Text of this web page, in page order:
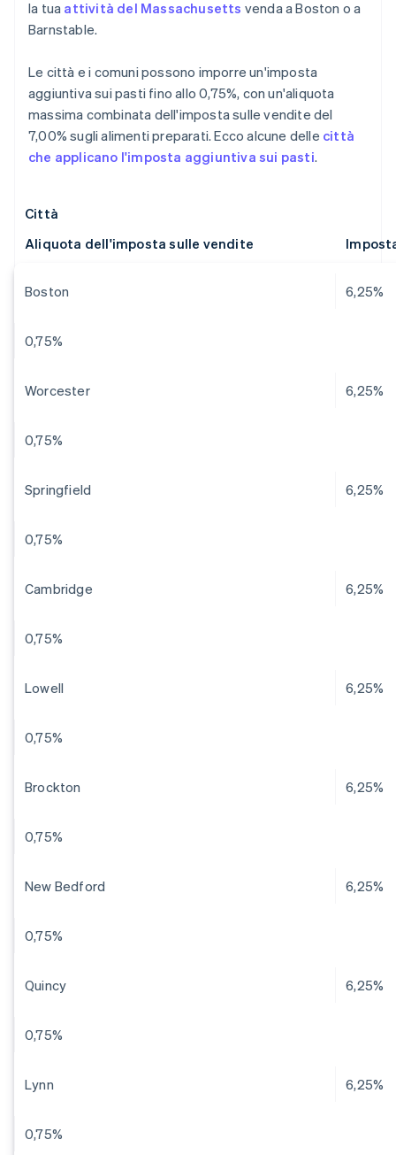
la tua attività del Massachusetts venda a Boston o a
Barnstable.
Le città e i comuni possono imporre un'imposta
aggiuntiva sui pasti fino allo 0,75%, con un'aliquota
massima combinata dell'imposta sulle vendite del
7,00% sugli alimenti preparati. Ecco alcune delle città
che applicano l'imposta aggiuntiva sui pasti.
Città
Aliquota dell'imposta sulle vendite
Boston 6,25%
0,75%
Worcester 6,25%
0,75%
Springfield 6,25%
0,75%
Cambridge 6,25%
0,75%
Lowell 6,25%
0,75%
Brockton 6,25%
0,75%
New Bedford 6,25%
0,75%
Quincy 6,25%
0,75%
Lynn 6,25%
0,75%